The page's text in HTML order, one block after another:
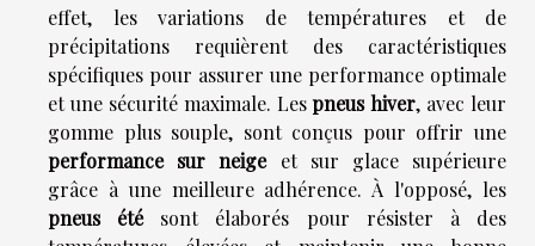
effet, les variations de températures et de
précipitations requièrent des caractéristiques
spécifiques pour assurer une performance optimale
et une sécurité maximale. Lespneus hiver, avec leur
gomme plus souple, sont conçus pour offrir une
performance sur neigeet sur glace supérieure
grâce à une meilleure adhérence. À l'opposé, les
pneus étésont élaborés pour résister à des